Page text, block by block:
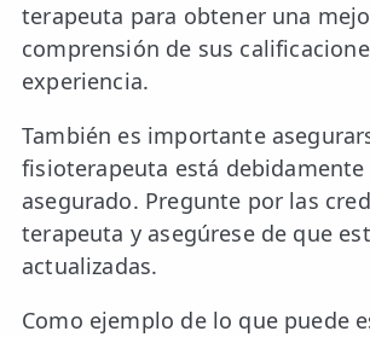
terapeuta para obtener una
comprensión de sus
experiencia.
También es importante
fisioterapeuta está
asegurado. Pregunte por las
terapeuta y asegúrese de que
actualizadas.
Como ejemplo de lo que puede